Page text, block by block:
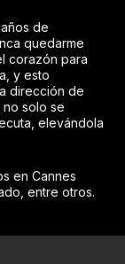
de
quedarme
corazón para
y esto
dirección de
solo se
elevándola
en Cannes
entre otros.